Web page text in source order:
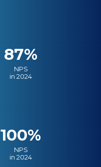
87%
NPS
in 2024
100%
NPS
in 2024